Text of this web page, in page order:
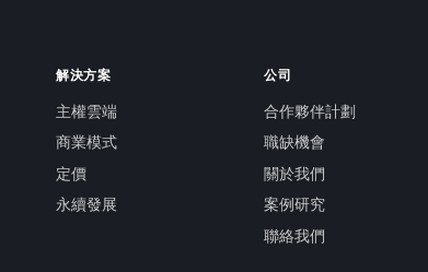
解決方案
主權雲端
商業模式
定價
永續發展
公司
合作夥伴計劃
職缺機會
關於我們
案例研究
聯絡我們